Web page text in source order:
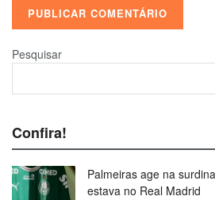
Pesquisar
Confira!
Palmeiras age na
estava no Real Madrid